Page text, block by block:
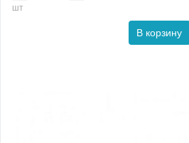
шт
В корзину